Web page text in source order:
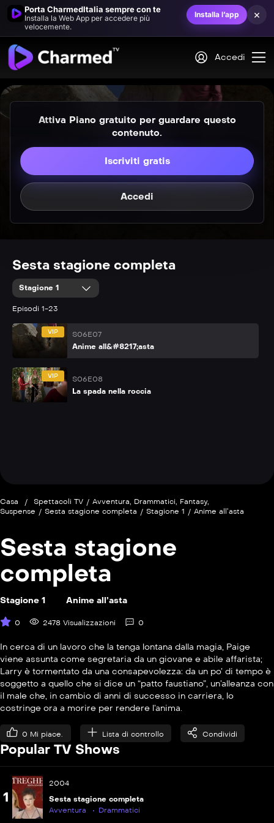
Porta CharmedItalia sempre con te
Installa la Web App per accedere più
velocemente.
Installa l’app ×
Accedi
Attiva Piano gratuito per guardare questo
contenuto.
Iscriviti gratis
Accedi
Sesta stagione completa
Stagione 1
Episodi 1-23
L&#8217;isola delle guerriere (1ª parte)
VIP
S06E02
L&#8217;isola delle guerriere (2ª parte)
Qualcosa da ricordare
Amando una strega
S06E06
Fantasie pericolose
VIP
S06E07
Anime all&#8217;asta
VIP
S06E08
La spada nella roccia
S06E09
Piccolo mostro
S06E10
Il segreto di Chris
S06E11
S06E12
S06E13
Mata Hari
S06E14
Casa / Spettacoli TV / Avventura, Drammatici, Fantasy,
Suspense / Sesta stagione completa / Stagione 1 / Anime all’asta
Sesta stagione
completa
Stagione 1 Anime all’asta
0 2478 Visualizzazioni 0
In cerca di un lavoro che la tenga lontana dalla magia, Paige
viene assunta come segretaria da un giovane e abile affarista;
Larry è tormentato da una consapevolezza: da un po’ di tempo è
soggetto a quello che si dice un “patto faustiano”, un’alleanza con
il male che, in cambio di anni di successo in carriera, lo
costringe ora a morire per rendere l’anima.
0 Mi piace. Lista di controllo Condividi
Popular TV Shows
1
2004
Sesta stagione completa
Avventura
Drammatici